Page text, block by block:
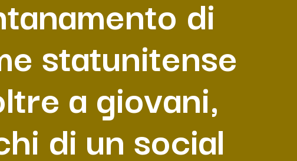
di
statunitense
a giovani,
di un social